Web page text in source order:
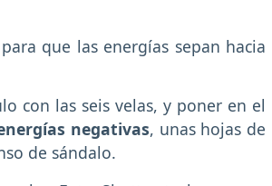
para que las energías sepan hacia
con las seis velas, y poner en el
negativas, unas hojas de
de sándalo.